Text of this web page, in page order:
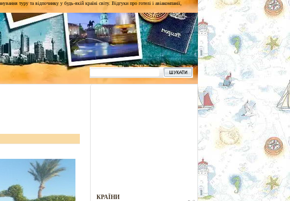
туру та відпочинку у будь-якій країні світу. Відгуки про готелі і авіакомпанії,
КРАЇНИ